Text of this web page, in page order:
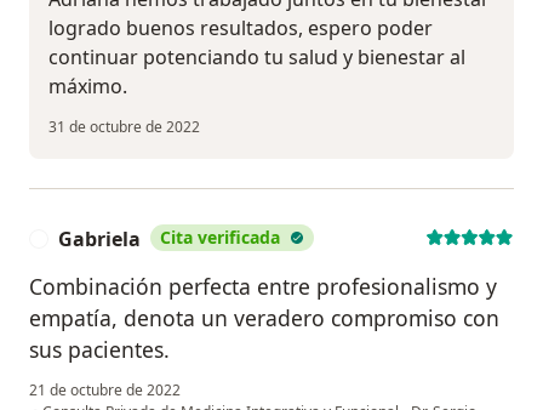
logrado buenos resultados, espero poder
continuar potenciando tu salud y bienestar al
máximo.
31 de octubre de 2022
Gabriela Cita verificada
Combinación perfecta entre profesionalismo y
empatía, denota un veradero compromiso con
sus pacientes.
21 de octubre de 2022